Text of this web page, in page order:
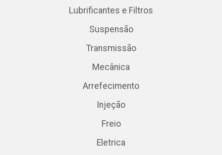
Lubrificantes e Filtros
Suspensão
Transmissão
Mecânica
Arrefecimento
Injeção
Freio
Eletrica